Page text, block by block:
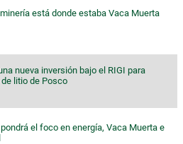
está donde estaba Vaca Muerta
nueva inversión bajo el RIGI para
litio de Posco
pondrá el foco en energía, Vaca Muerta e